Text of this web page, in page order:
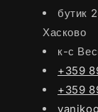
бутик
Хасково
к-с
+359
+359